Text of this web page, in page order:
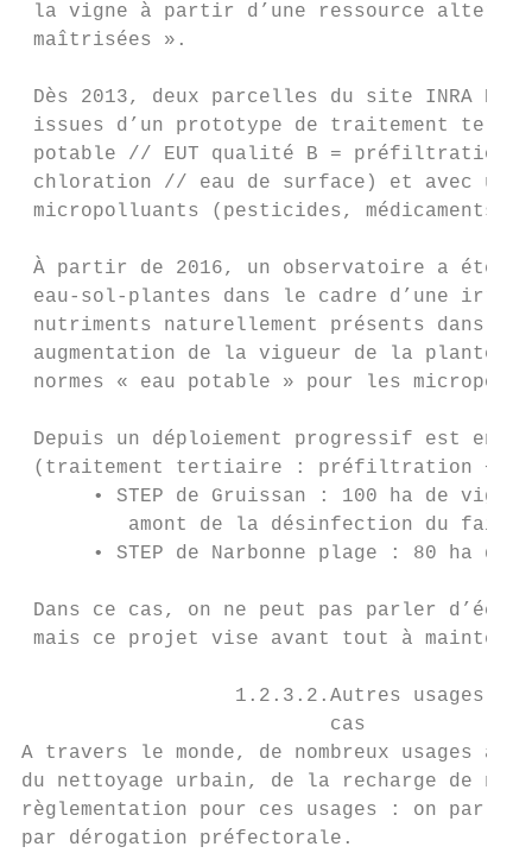
la vigne à partir d’une ressource
maîtrisées ».
Dès 2013, deux parcelles du site INRA
issues d’un prototype de traitement
potable // EUT qualité B = préfiltration
chloration // eau de surface) et avec un
micropolluants (pesticides, médicaments,
À partir de 2016, un observatoire a été
eau-sol-plantes dans le cadre d’une
nutriments naturellement présents dans
augmentation de la vigueur de la plante et
normes « eau potable » pour les
Depuis un déploiement progressif est en
(traitement tertiaire : préfiltration + UV
• STEP de Gruissan : 100 ha de
amont de la désinfection du fait
• STEP de Narbonne plage : 80 ha de
Dans ce cas, on ne peut pas parler
mais ce projet vise avant tout à
1.2.3.2.Autres usages :
                          cas
A travers le monde, de nombreux usages
du nettoyage urbain, de la recharge de
règlementation pour ces usages : on parle
par dérogation préfectorale.